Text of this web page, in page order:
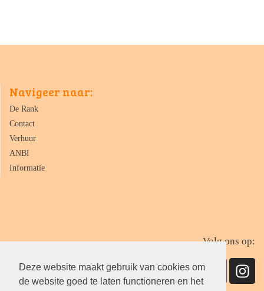
Deze website maakt gebruik van cookies om
de website goed te laten functioneren en het
Navigeer naar:
De Rank
Contact
Verhuur
ANBI
Informatie
Volg ons op: